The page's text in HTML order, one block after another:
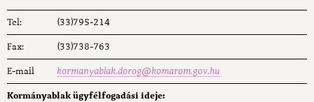
Tel: (33)795-214
Fax: (33)738-763
E-mail kormanyablak.dorog@komarom.gov.hu
Kormányablak ügyfélfogadási ideje: